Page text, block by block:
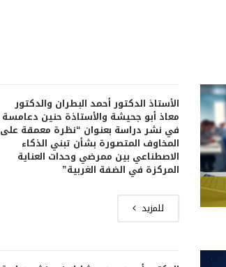
الأستاذ الدكتور أحمد البطران والدكتور
معاذ أبو جحيشة والأستاذة حنين دعامسة
في نشر دراسة بعنوان “نظرة معمقة على
المخاوف المتصورة بشأن تبني الذكاء
الاصطناعي بين ممرضي وحدات العناية
المركزة في الضفة الغربية”
للمزيد